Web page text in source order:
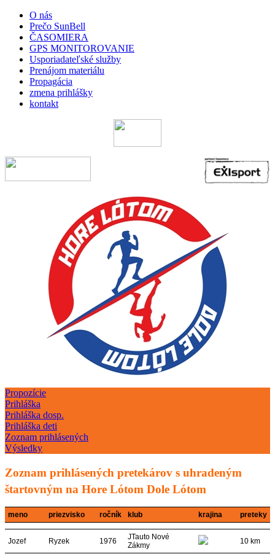
O nás
Prečo SunBell
ČASOMIERA
GPS MONITOROVANIE
Usporiadateľské služby
Prenájom materiálu
Propagácia
zmena prihlášky
kontakt
Propozície
Prihláška
Prihláška dosp.
Prihláška deti
Zoznam prihlásených
Výsledky
Zoznam prihlásených pretekárov s uhradeným
štartovným na Hore Lótom Dole Lótom
meno priezvisko ročník klub krajina preteky
Jozef Ryzek 1976
JTauto Nové
Zákmy
10 km